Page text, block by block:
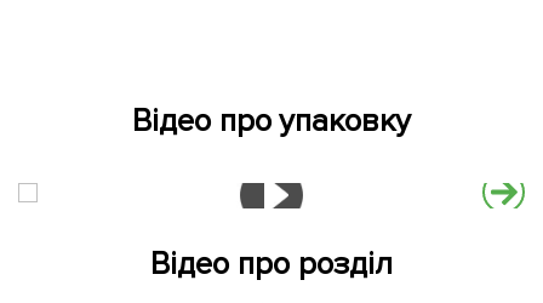
Відео про упаковку
Відео про розділ